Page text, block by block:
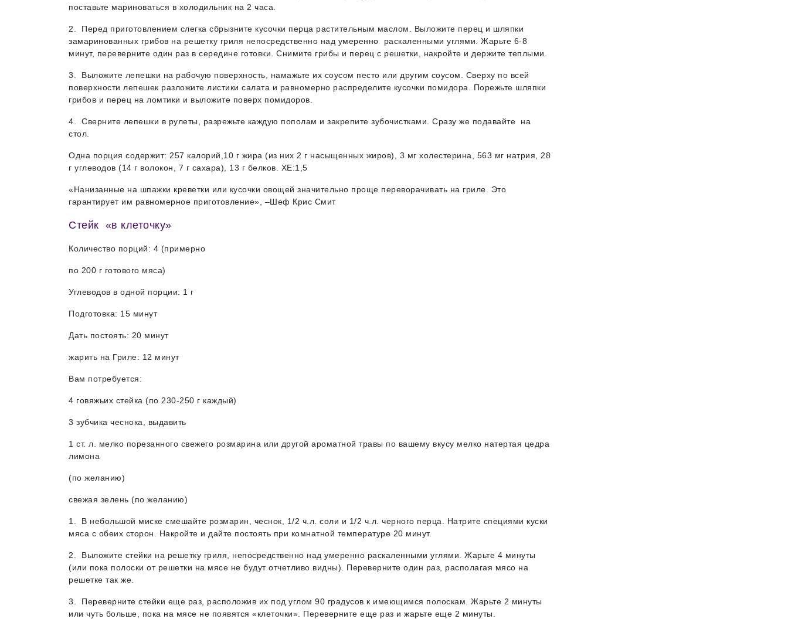
поставьте мариноваться в холодильник на 2 часа.
2. Перед приготовлением слегка сбрызните кусочки перца растительным маслом. Выложите перец и шляпки
замаринованных грибов на решетку гриля непосредственно над умеренно раскаленными углями. Жарьте 6-8
минут, переверните один раз в середине готовки. Снимите грибы и перец с решетки, накройте и держите теплыми.
3. Выложите лепешки на рабочую поверхность, намажьте их соусом песто или другим соусом. Сверху по всей
поверхности лепешек разложите листики салата и равномерно распределите кусочки помидора. Порежьте шляпки
грибов и перец на ломтики и выложите поверх помидоров.
4. Сверните лепешки в рулеты, разрежьте каждую пополам и закрепите зубочистками. Сразу же подавайте на
стол.
Одна порция содержит: 257 калорий,10 г жира (из них 2 г насыщенных жиров), 3 мг холестерина, 563 мг натрия, 28
г углеводов (14 г волокон, 7 г сахара), 13 г белков. ХЕ:1,5
«Нанизанные на шпажки креветки или кусочки овощей значительно проще переворачивать на гриле. Это
гарантирует им равномерное приготовление», –Шеф Крис Смит
Стейк «в клеточку»
Количество порций: 4 (примерно
по 200 г готового мяса)
Углеводов в одной порции: 1 г
Подготовка: 15 минут
Дать постоять: 20 минут
жарить на Гриле: 12 минут
Вам потребуется:
4 говяжьих стейка (по 230-250 г каждый)
3 зубчика чеснока, выдавить
1 ст. л. мелко порезанного свежего розмарина или другой ароматной травы по вашему вкусу мелко натертая цедра
лимона
(по желанию)
свежая зелень (по желанию)
1. В небольшой миске смешайте розмарин, чеснок, 1/2 ч.л. соли и 1/2 ч.л. черного перца. Натрите специями куски
мяса с обеих сторон. Накройте и дайте постоять при комнатной температуре 20 минут.
2. Выложите стейки на решетку гриля, непосредственно над умеренно раскаленными углями. Жарьте 4 минуты
(или пока полоски от решетки на мясе не будут отчетливо видны). Переверните один раз, располагая мясо на
решетке так же.
3. Переверните стейки еще раз, расположив их под углом 90 градусов к имеющимся полоскам. Жарьте 2 минуты
или чуть больше, пока на мясе не появятся «клеточки». Переверните еще раз и жарьте еще 2 минуты.